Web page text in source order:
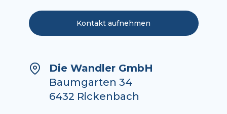
Kontakt aufnehmen
Die Wandler GmbH
Baumgarten 34
6432 Rickenbach